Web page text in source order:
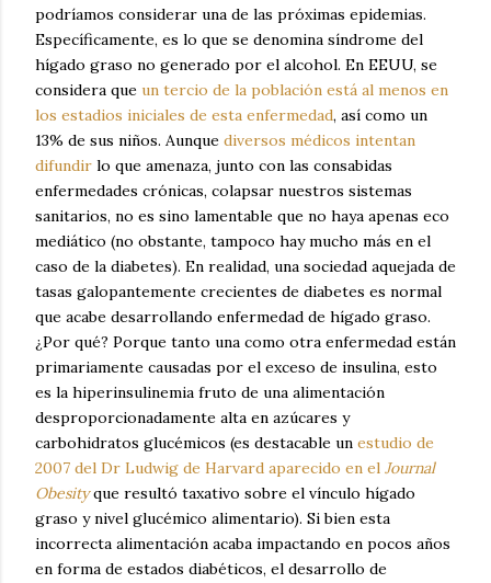
podríamos considerar una de las próximas epidemias.
Específicamente, es lo que se denomina síndrome del
hígado graso no generado por el alcohol. En EEUU, se
considera que un tercio de la población está al menos en
los estadios iniciales de esta enfermedad, así como un
13% de sus niños. Aunque diversos médicos intentan
difundir lo que amenaza, junto con las consabidas
enfermedades crónicas, colapsar nuestros sistemas
sanitarios, no es sino lamentable que no haya apenas eco
mediático (no obstante, tampoco hay mucho más en el
caso de la diabetes). En realidad, una sociedad aquejada de
tasas galopantemente crecientes de diabetes es normal
que acabe desarrollando enfermedad de hígado graso.
¿Por qué? Porque tanto una como otra enfermedad están
primariamente causadas por el exceso de insulina, esto
es la hiperinsulinemia fruto de una alimentación
desproporcionadamente alta en azúcares y
carbohidratos glucémicos (es destacable un estudio de
2007 del Dr Ludwig de Harvard aparecido en el Journal
Obesityque resultó taxativo sobre el vínculo hígado
graso y nivel glucémico alimentario). Si bien esta
incorrecta alimentación acaba impactando en pocos años
en forma de estados diabéticos, el desarrollo de